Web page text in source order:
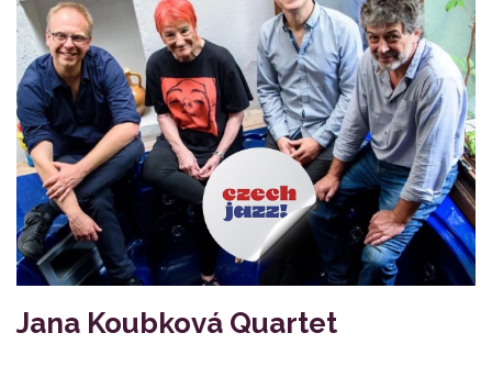
Jana Koubková Quartet